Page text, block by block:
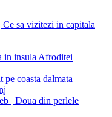
Ce sa vizitezi in capitala
in insula Afroditei
coasta dalmata
| Doua din perlele